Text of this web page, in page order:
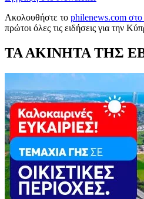
Ακολουθήστε το philenews.com
πρώτοι όλες τις ειδήσεις για την
ΤΑ ΑΚΙΝΗΤΑ ΤΗΣ